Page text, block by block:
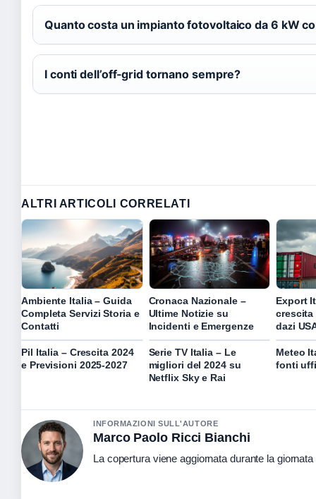
Quanto costa un impianto fotovoltaico da 6 kW
I conti dell’off‑grid tornano sempre?
ALTRI ARTICOLI CORRELATI
Ambiente Italia – Guida
Completa Servizi Storia e
Contatti
Cronaca Nazionale –
Ultime Notizie su
Incidenti e Emergenze
Export
crescita
dazi
Pil Italia – Crescita 2024
e Previsioni 2025-2027
Serie TV Italia – Le
migliori del 2024 su
Netflix Sky e Rai
Meteo
fonti
INFORMAZIONI SULL'AUTORE
Marco Paolo Ricci Bianchi
La copertura viene aggiornata durante la